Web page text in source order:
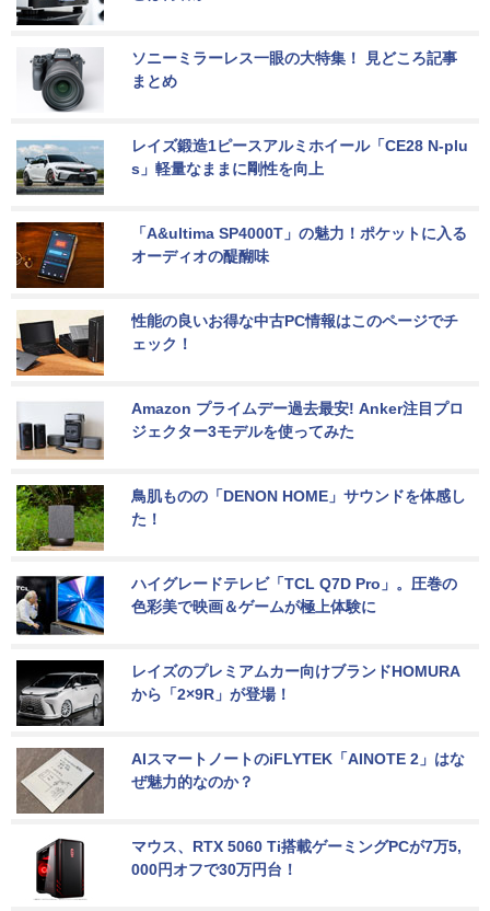
ソニーミラーレス一眼の大特集！ 見どころ記事
まとめ
レイズ鍛造1ピースアルミホイール「CE28 N-plu
s」軽量なままに剛性を向上
「A&ultima SP4000T」の魅力！ポケットに入る
オーディオの醍醐味
性能の良いお得な中古PC情報はこのページでチ
ェック！
Amazon プライムデー過去最安! Anker注目プロ
ジェクター3モデルを使ってみた
鳥肌ものの「DENON HOME」サウンドを体感し
た！
ハイグレードテレビ「TCL Q7D Pro」。圧巻の
色彩美で映画＆ゲームが極上体験に
レイズのプレミアムカー向けブランドHOMURA
から「2×9R」が登場！
AIスマートノートのiFLYTEK「AINOTE 2」はな
ぜ魅力的なのか？
マウス、RTX 5060 Ti搭載ゲーミングPCが7万5,
000円オフで30万円台！